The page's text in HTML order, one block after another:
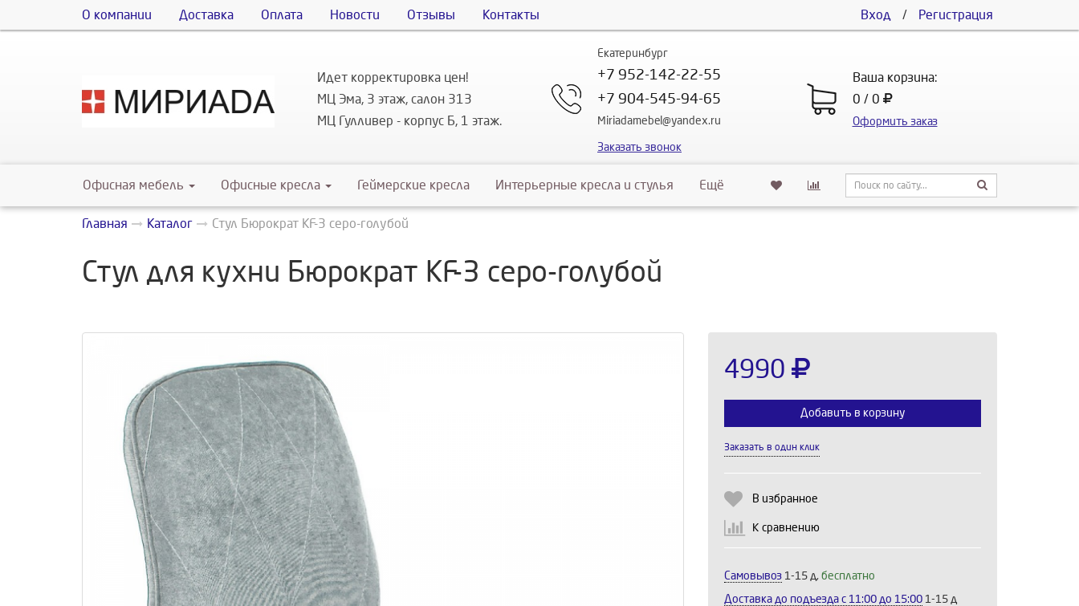
О компании Доставка Оплата Новости Отзывы Контакты Вход / Регистрация
Идет корректировка цен!
МЦ Эма, 3 этаж, салон 313
МЦ Гулливер - корпус Б, 1 этаж.
Екатеринбург
+7 952-142-22-55
+7 904-545-94-65
Miriadamebel@yandex.ru
Заказать звонок
Ваша корзина:
0 / 0
Оформить заказ
Офисная мебель Офисные кресла Геймерские кресла Интерьерные кресла и стулья Ещё
Главная Каталог Стул Бюрократ KF-3 серо-голубой
Стул для кухни Бюрократ KF-3 серо-голубой
4990
Добавить в корзину
Заказать в один клик
В избранное
К сравнению
Самовывоз 1-15 д, бесплатно
Доставка до подъезда c 11:00 до 15:00 1-15 д